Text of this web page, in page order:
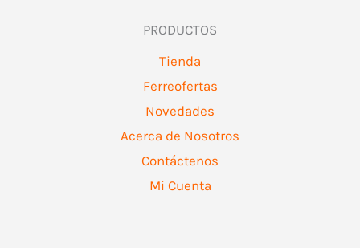
PRODUCTOS
Tienda
Ferreofertas
Novedades
Acerca de Nosotros
Contáctenos
Mi Cuenta